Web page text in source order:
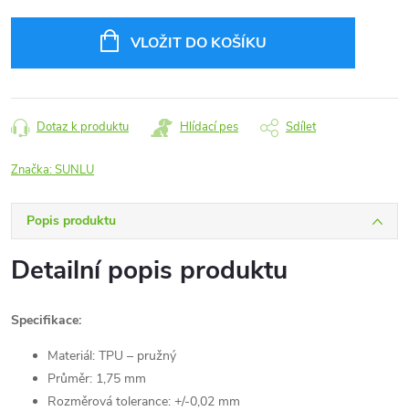
VLOŽIT DO KOŠÍKU
Dotaz k produktu Hlídací pes Sdílet
Značka:SUNLU
Popis produktu
Detailní popis produktu
Specifikace:
Materiál: TPU – pružný
Průměr: 1,75 mm
Rozměrová tolerance: +/-0,02 mm